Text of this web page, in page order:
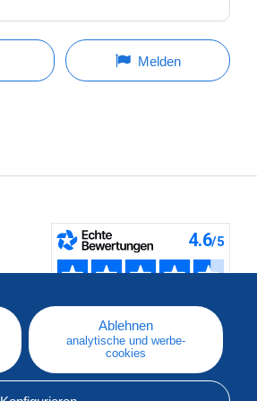
Melden
Ablehnen
analytische und werbe-
cookies